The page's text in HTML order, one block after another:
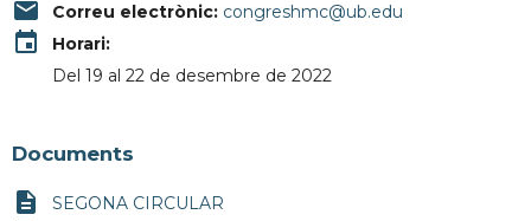
email Correu electrònic: congreshmc@ub.edu
event
Horari:
Del 19 al 22 de desembre de 2022
Documents
description SEGONA CIRCULAR